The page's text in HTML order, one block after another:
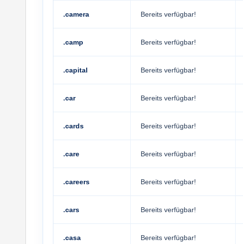
.camera Bereits verfügbar!
.camp Bereits verfügbar!
.capital Bereits verfügbar!
.car Bereits verfügbar!
.cards Bereits verfügbar!
.care Bereits verfügbar!
.careers Bereits verfügbar!
.cars Bereits verfügbar!
.casa Bereits verfügbar!